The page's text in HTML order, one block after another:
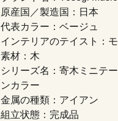
原産国／製造国：日本
代表カラー：ベージュ
インテリアのテイスト：
素材：木
シリーズ名：寄木ミニ
ンカラー
金属の種類：アイアン
組立状態：完成品